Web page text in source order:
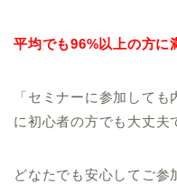
平均でも96%以上の方に
「セミナーに参加して
に初心者の方でも大丈夫
どなたでも安心してご参